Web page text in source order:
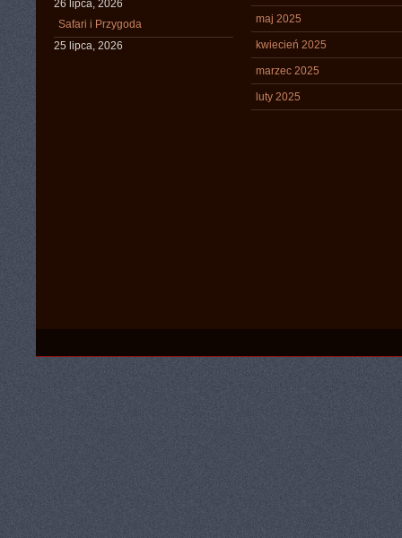
26 lipca, 2026
Safari i Przygoda
25 lipca, 2026
maj 2025
kwiecień 2025
marzec 2025
luty 2025